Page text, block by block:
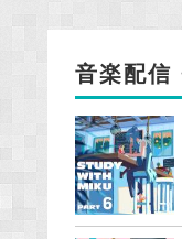
音楽配信